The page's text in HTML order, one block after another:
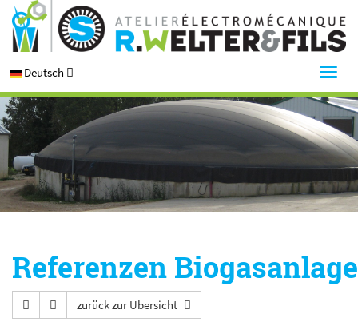
Deutsch
Referenzen
zurück zur Übersicht